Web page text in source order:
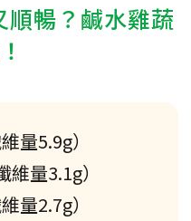
暢？鹹水雞蔬
量5.9g）
量3.1g）
量2.7g）